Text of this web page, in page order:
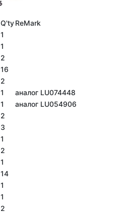
Q'tyReMark
1
1
2
16
2
1
аналог LU074448
1
аналог LU054906
2
3
1
2
1
14
1
1
2